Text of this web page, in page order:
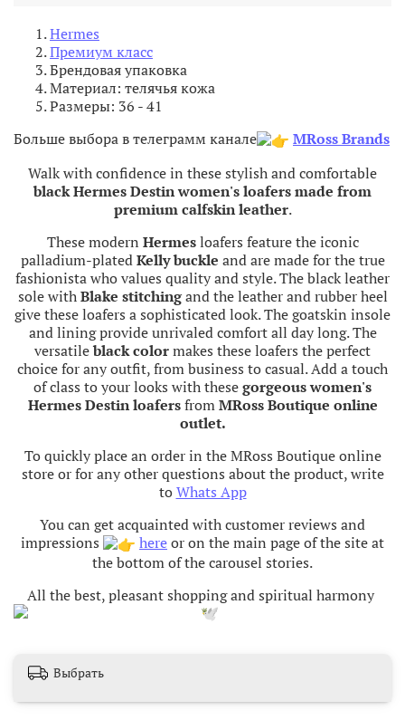
Hermes
Премиум класс
Брендовая упаковка
Материал: телячья кожа
Размеры: 36 - 41
Больше выбора в телеграмм канале
MRoss Brands
Walk with confidence in these stylish and comfortable
black Hermes Destin women's loafers made from
premium calfskin leather.
These modern Hermesloafers feature the iconic
palladium-platedKelly buckle and are made for the true
fashionista who values ​​quality and style. The black leather
sole withBlake stitchingand the leather and rubber heel
give these loafers a sophisticated look. The goatskin insole
and lining provide unrivaled comfort all day long. The
versatileblack colormakes these loafers the perfect
choice for any outfit, from business to casual. Add a touch
of class to your looks with thesegorgeous women's
Hermes Destin loafersfromMRoss Boutique online
outlet.
To quickly place an order in the MRoss Boutique online
store or for any other questions about the product, write
to Whats App
You can get acquainted with customer reviews and
impressions
hereor on the main page of the site at
the bottom of the carousel stories.
All the best, pleasant shopping and spiritual harmony
Выбрать